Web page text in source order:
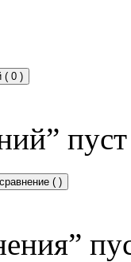
( 0 )
пуст
( )